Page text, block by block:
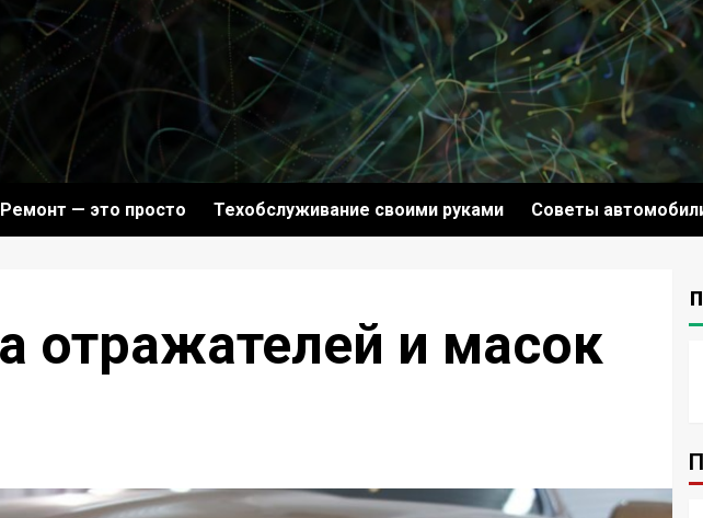
Ремонт — это просто Техобслуживание своими руками Советы
отражателей и масок